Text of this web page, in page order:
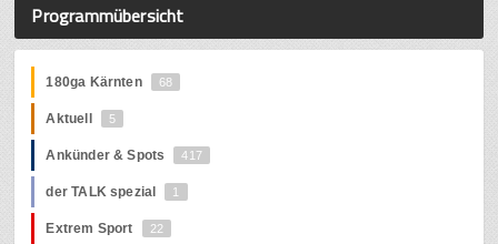
Programmübersicht
180ga Kärnten 68
Aktuell 5
Ankünder & Spots 417
der TALK spezial 1
Extrem Sport 22